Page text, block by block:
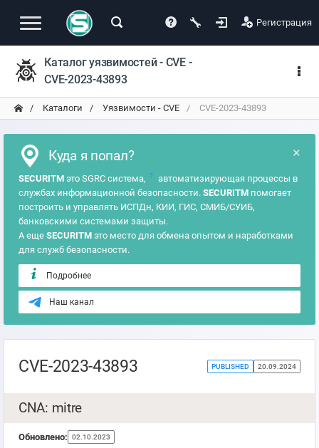
Регистрация
Каталог уязвимостей - CVE -
CVE-2023-43893
Каталоги Уязвимости - CVE CVE-2023-43893
×
Куда я попал?
SECURITM это SGRC система, ?
автоматизирующая процессы в
службах информационной безопасности. SECURITM помогает
построить и управлять ИСПДн, КИИ, ГИС, СМИБ/СУИБ,
банковскими системами защиты.
А еще SECURITM это место для обмена опытом и наработками
для служб безопасности.
Подробнее
Наш канал
CVE-2023-43893 PUBLISHED 20.09.2024
CNA: mitre
Обновлено: 02.10.2023